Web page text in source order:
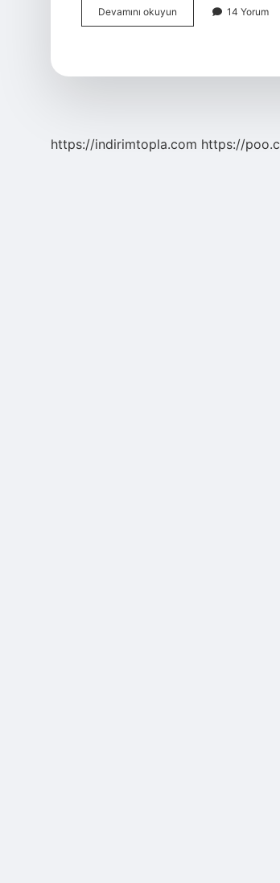
Devamını okuyun
Numaraları
14 Yorum
https://indirimtopla.com https://